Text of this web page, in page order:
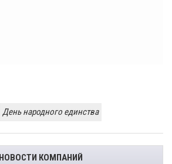
День народного единства
НОВОСТИ КОМПАНИЙ